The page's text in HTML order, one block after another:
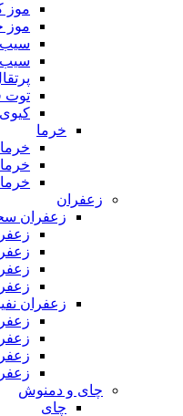
موز
موز
توت
خرما
خرما
زعفران
زعفران
زعفران
چای و دمنوش
چای